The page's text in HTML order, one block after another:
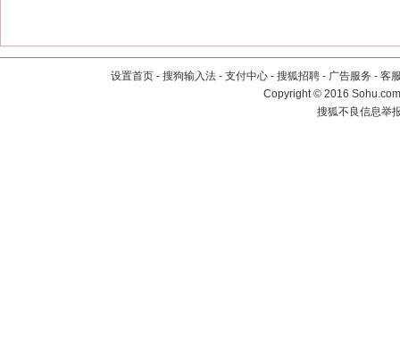
设置首页 - 搜狗输入法 - 支付中心 - 搜狐招聘 - 广告服务 - 客
Copyright©2016
搜狐不良信息举